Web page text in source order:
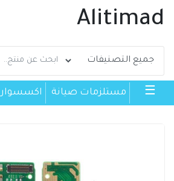
Alitimad
☰ مستلزمات صيانة اكسسوار